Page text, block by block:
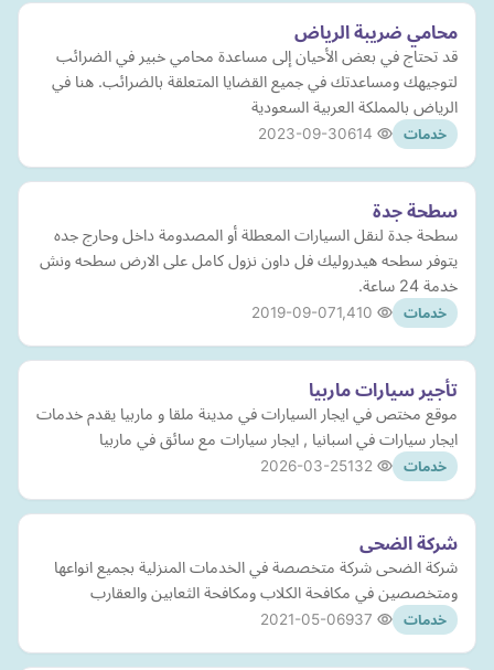
محامي ضريبة الرياض
قد تحتاج في بعض الأحيان إلى مساعدة محامي خبير في الضرائب
لتوجيهك ومساعدتك في جميع القضايا المتعلقة بالضرائب. هنا في
الرياض بالمملكة العربية السعودية
خدمات 2023-09-30
سطحة جدة
سطحة جدة لنقل السيارات المعطلة أو المصدومة داخل وحارج جده
يتوفر سطحه هيدروليك فل داون نزول كامل على الارض سطحه ونش
خدمة 24 ساعة.
خدمات 2019-09-07
تأجير سيارات ماربيا
موقع مختص في ايجار السيارات في مدينة ملقا و ماربيا يقدم خدمات
ايجار سيارات في اسبانيا , ايجار سيارات مع سائق في ماربيا
خدمات 2026-03-25
شركة الضحى
شركة الضحى شركة متخصصة في الخدمات المنزلية بجميع انواعها
ومتخصصين في مكافحة الكلاب ومكافحة الثعابين والعقارب
خدمات 2021-05-06